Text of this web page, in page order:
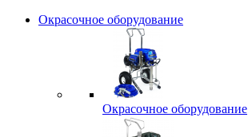
Окрасочное оборудование
Окрасочное оборудование